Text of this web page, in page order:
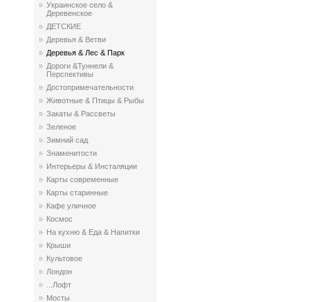
Украинское село &
Деревенское
ДЕТСКИЕ
Деревья & Ветви
Деревья & Лес & Парк
Дороги &Туннели &
Перспективы
Достопримечательности
Животные & Птицы & Рыбы
Закаты & Рассветы
Зеленое
Зимний сад
Знаменитости
Интерьеры & Инсталяции
Карты современные
Карты старинные
Кафе уличное
Космос
На кухню & Еда & Напитки
Крыши
Культовое
Лондон
...Лофт
Мосты